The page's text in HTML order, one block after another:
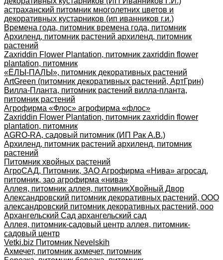
астраханский питомник многолетних цветов и
декоративных кустарников (ип иванников г.и.)
Времена года, питомник времена года, питомник
Архиленд, питомник растений архиленд, питомник
растений
Zaxriddin Flower Plantation, питомник zaxriddin flower
plantation, питомник
«ЁЛЫ-ПАЛЫ», питомник декоративных растений
ArtGreen (питомник декоративных растений, АртГрин)
Вилла-Планта, питомник растений вилла-планта,
питомник растений
Агрофирма «Флос» агрофирма «флос»
Zaxriddin Flower Plantation, питомник zaxriddin flower
plantation, питомник
AGRO-RA, садовый питомник (ИП Рак А.В.)
Архиленд, питомник растений архиленд, питомник
растений
Питомник хвойных растений
АгроСАД, Питомник, ЗАО Агрофирма «Нива» агросад,
питомник, зао агрофирма «нива»
Аллея, питомник аллея, питомникХвойный Двор
Александровский питомник декоративных растений, ООО
александровский питомник декоративных растений, ооо
Архангельский Сад архангельский сад
Аллея, питомник-садовый центр аллея, питомник-
садовый центр
Vetki.biz Питомник Nevelskih
Ахмечет, питомник ахмечет, питомник